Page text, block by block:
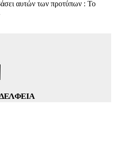
αυτών των προτύπων : Το